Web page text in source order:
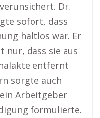
Dr.
sofort, dass
haltlos war. Er
nur, dass sie aus
entfernt
sorgte auch
Arbeitgeber
formulierte.